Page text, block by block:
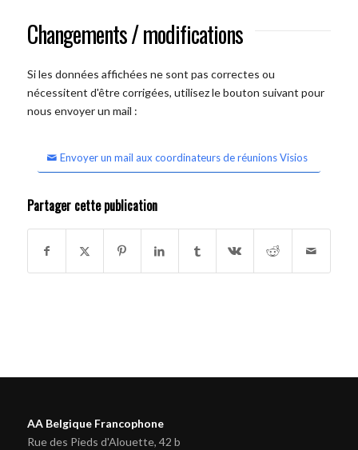
Changements / modifications
Si les données affichées ne sont pas correctes ou
nécessitent d'être corrigées, utilisez le bouton suivant pour
nous envoyer un mail :
Envoyer un mail aux coordinateurs de réunions Visios
Partager cette publication
AA Belgique Francophone
Rue des Pieds d'Alouette, 42 b